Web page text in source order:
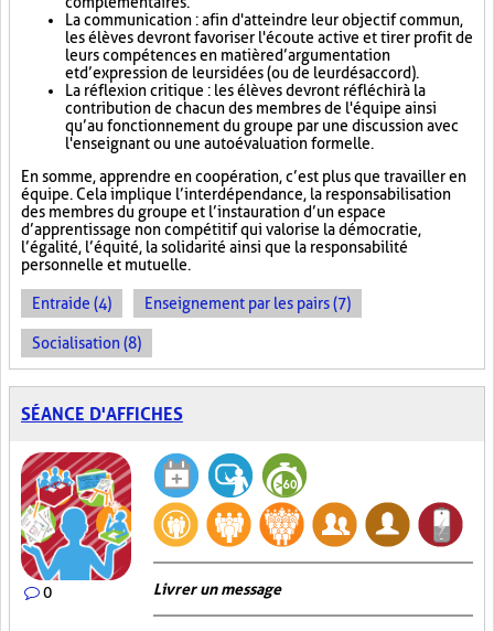
La communication : afin d'atteindre leur objectif commun,
les élèves devront favoriser l'écoute active et tirer profit de
leurs compétences en matière d’argumentation
et d’expression de leurs idées (ou de leur désaccord).
La réflexion critique : les élèves devront réfléchir à la
contribution de chacun des membres de l'équipe ainsi
qu’au fonctionnement du groupe par une discussion avec
l'enseignant ou une autoévaluation formelle.
En somme, apprendre en coopération, c’est plus que travailler en
équipe. Cela implique l’interdépendance, la responsabilisation
des membres du groupe et l’instauration d’un espace
d’apprentissage non compétitif qui valorise la démocratie,
l’égalité, l’équité, la solidarité ainsi que la responsabilité
personnelle et mutuelle.
Entraide (4) Enseignement par les pairs (7)
Socialisation (8)
SÉANCE D'AFFICHES
0 Livrer un message